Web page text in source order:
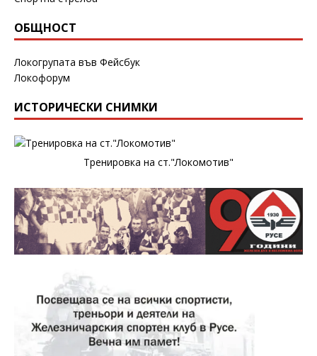
ОБЩНОСТ
Локогрупата във Фейсбук
Локофорум
ИСТОРИЧЕСКИ СНИМКИ
Тренировка на ст."Локомотив"